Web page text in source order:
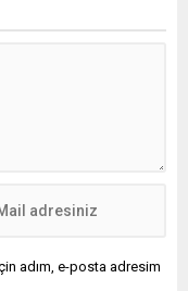
adım, e-posta adresim